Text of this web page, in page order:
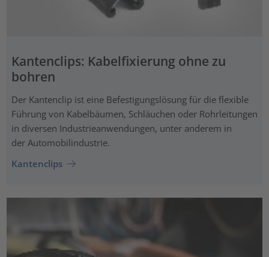
Kantenclips: Kabelfixierung ohne zu
bohren
Der Kantenclip ist eine Befestigungslösung für die flexible
Führung von Kabelbäumen, Schläuchen oder Rohrleitungen
in diversen Industrieanwendungen, unter anderem in
der Automobilindustrie.
Kantenclips